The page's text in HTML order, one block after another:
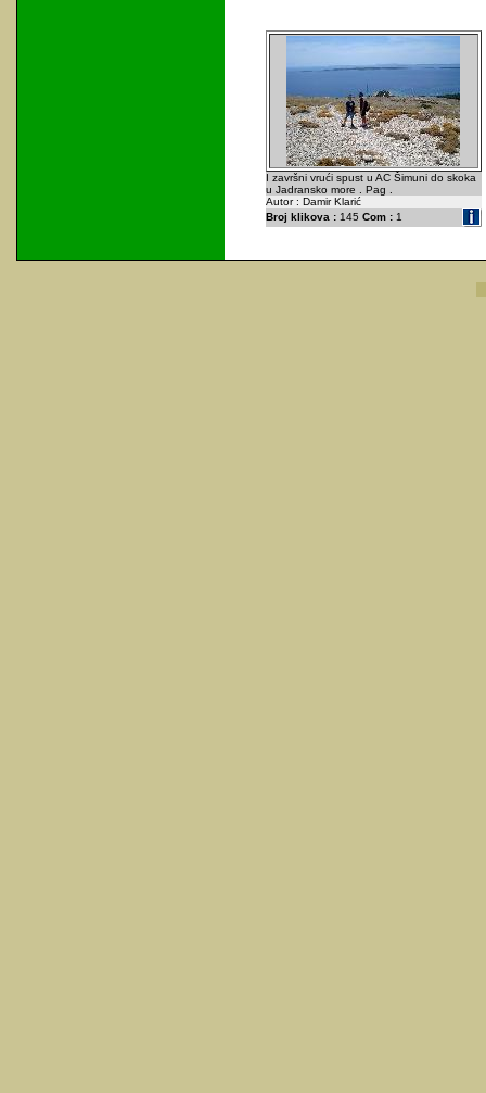
I završni vrući spust u AC Šimuni do skoka
u Jadransko more . Pag .
Autor : Damir Klarić
Broj klikova :145 Com :1